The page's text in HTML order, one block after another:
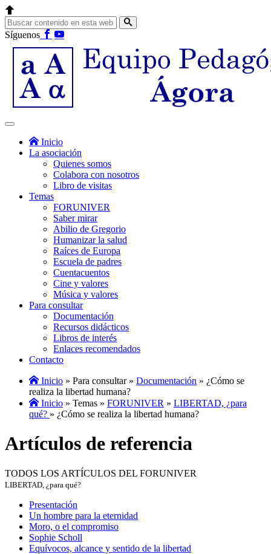
Síguenos
Inicio
La asociación
Quienes somos
Colabora con nosotros
Libro de visitas
Temas
FORUNIVER
Saber mirar
Abilio de Gregorio
Humanizar la salud
Raíces de Europa
Escuela de padres
Cuentacuentos
Cine y valores
Música y valores
Para consultar
Documentación
Recursos didácticos
Libros de interés
Enlaces recomendados
Contacto
Inicio » Para consultar » Documentación » ¿Cómo se
realiza la libertad humana?
Inicio » Temas » FORUNIVER » LIBERTAD, ¿para
qué? » ¿Cómo se realiza la libertad humana?
Artículos de referencia
TODOS LOS ARTÍCULOS DEL FORUNIVER
LIBERTAD, ¿para qué?
Presentación
Un hombre para la eternidad
Moro, o el compromiso
Sophie Scholl
Equívocos, alcance y sentido de la libertad